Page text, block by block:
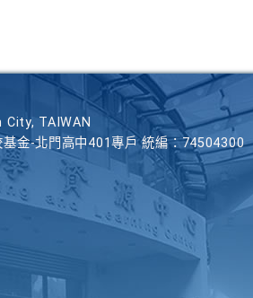
TAIWAN
金-北門高中401專戶 統編：74504300